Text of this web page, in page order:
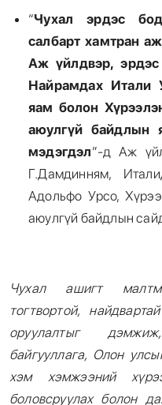
“Чухал эрдэс
салбарт хамтран
Аж үйлдвэр,
Найрамдах Итали
яам болон
аюулгүй байдлын
мэдэгдэл”-д Аж
Г.Дамдинням,
Адольфо Урсо,
аюулгүй байдлын
Чухал ашигт
тогтвортой,
оруулалтыг
байгууллага, Олон
хэм хэмжээний
боловсруулах болон